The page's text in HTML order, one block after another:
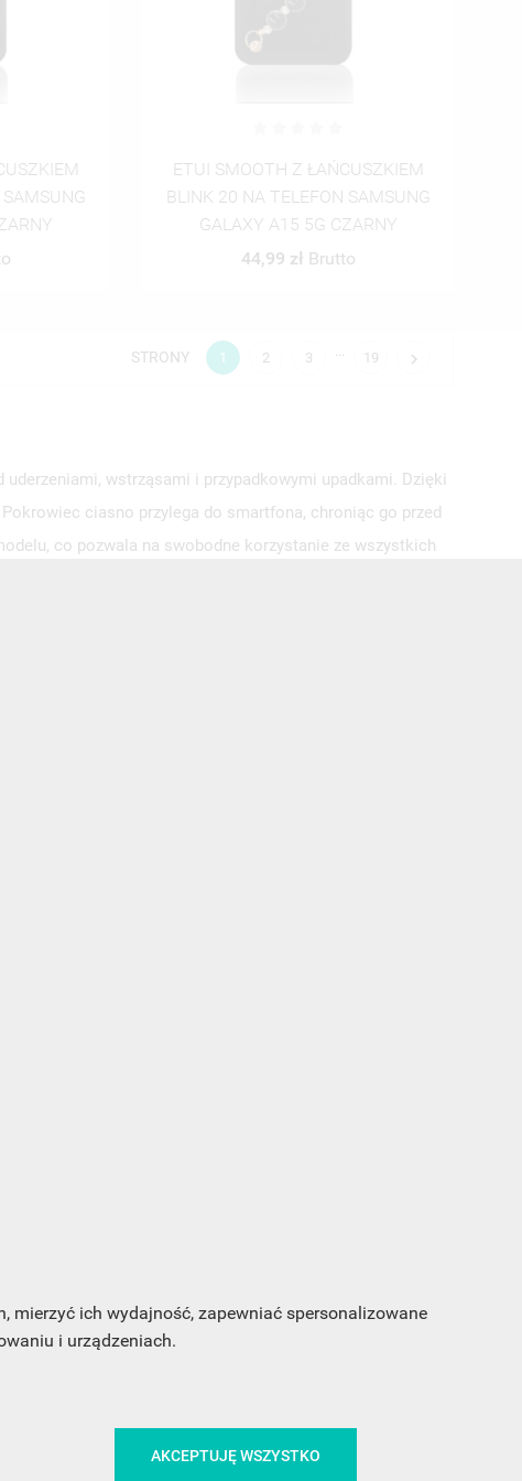
mierzyć ich wydajność, zapewniać spersonalizowane
i urządzeniach.
AKCEPTUJĘ WSZYSTKO
ETUI SMOOTH Z ŁAŃCUSZKIEM
BLINK 20 NA TELEFON SAMSUNG
GALAXY A15 5G CZARNY
44,99 zł
Brutto
STRONY 1 2 3 … 19 
wstrząsami i przypadkowymi upadkami. Dzięki
ciasno przylega do smartfona, chroniąc go przed
co pozwala na swobodne korzystanie ze wszystkich
e-